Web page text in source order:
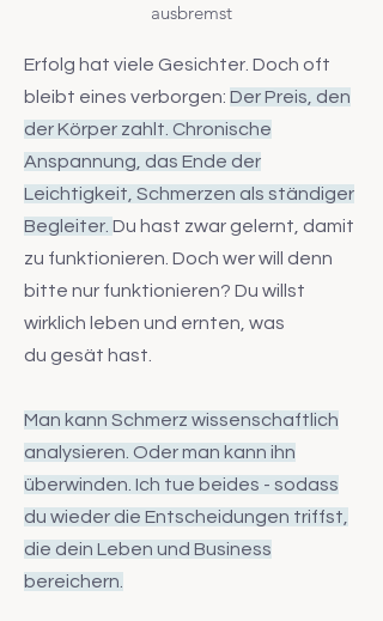
ausbremst
Erfolg hat viele Gesichter. Doch oft
bleibt eines verborgen: Der Preis, den
der Körper zahlt. Chronische
Anspannung, das Ende der
Leichtigkeit, Schmerzen als ständiger
Begleiter. Du hast zwar gelernt, damit
zu funktionieren. Doch wer will denn
bitte nur funktionieren? Du willst
wirklich leben und ernten, was
du gesät hast.
Man kann Schmerz wissenschaftlich
analysieren. Oder man kann ihn
überwinden. Ich tue beides - sodass
du wieder die Entscheidungen triffst,
die dein Leben und Business
bereichern.